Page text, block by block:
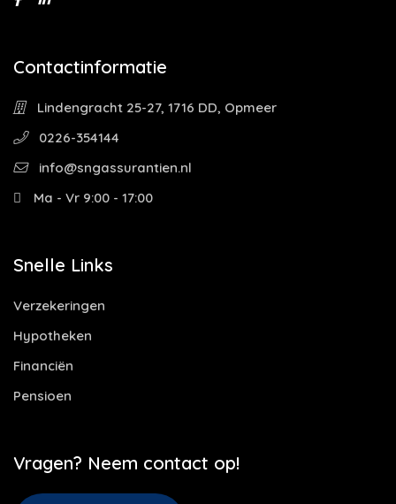
Contactinformatie
Lindengracht 25-27, 1716 DD, Opmeer
0226-354144
info@sngassurantien.nl
Ma - Vr 9:00 - 17:00
Snelle Links
Verzekeringen
Hypotheken
Financiën
Pensioen
Vragen? Neem contact op!